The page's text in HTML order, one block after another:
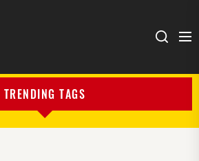
TRENDING TAGS